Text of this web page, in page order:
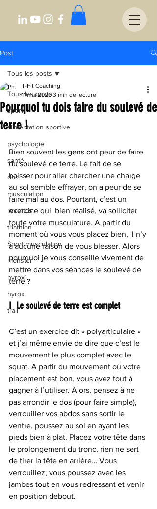
Post
Tous les posts
sport
alimentation sportive
psychologie
santé
dos
musculation
recettes
triathlon
Sport musculation
monster
hyrox`
hyrox
trail
Tous les posts
Pourquoi tu dois faire du soulevé de
terre !
T-Fit Coaching
11 mai 2020 3 min de lecture
Bien souvent les gens ont peur de faire
du soulevé de terre. Le fait de se
baisser pour aller chercher une charge
au sol semble effrayer, on a peur de se
faire mal au dos. Pourtant, c’est un
exercice qui, bien réalisé, va solliciter
toute votre musculature. A partir du
moment où vous vous placez bien, il n’y
a aucune raison de vous blesser. Alors
pourquoi je vous conseille vivement de
mettre dans vos séances le soulevé de
terre ?
I  Le soulevé de terre est complet
C’est un exercice dit « polyarticulaire »
et j’ai même envie de dire que c’est le
mouvement le plus complet avec le
squat. A partir du mouvement où votre
placement est bon, vous avez tout à
gagner à l’utiliser. Alors, pensez à ne
pas arrondir le dos (pour faire simple),
verrouiller vos abdos sans sortir le
ventre, poussez au sol en ayant les
pieds bien à plat. Placez votre tête dans
le prolongement du tronc, rien ne sert
de tirer la tête en arrière… Vous
verrouillez, vous poussez avec les
jambes tout en vous redressant et venir
en position debout.